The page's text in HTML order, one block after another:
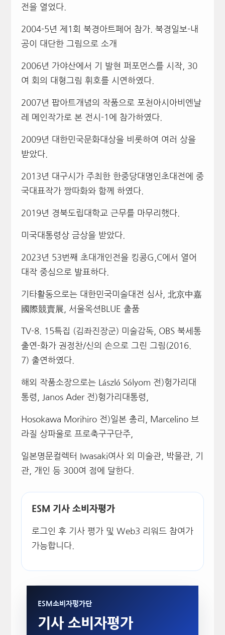
전을 열었다.
2004-5년 제1회 북경아트페어 참가. 북경일보-내
공이 대단한 그림으로 소개
2006년 가야산에서 기 발현 퍼포먼스를 시작, 30
여 회의 대형그림 휘호를 시연하였다.
2007년 팝아트개념의 작품으로 포천아시아비엔날
레 메인작가로 본 전시-1에 참가하였다.
2009년 대한민국문화대상을 비롯하여 여러 상을
받았다.
2013년 대구시가 주최한 한중당대명인초대전에 중
국대표작가 짱따화와 함께 하였다.
2019년 경북도립대학교 근무를 마무리했다.
미국대통령상 금상을 받았다.
2023년 53번째 초대개인전을 킹콩G,C에서 열어
대작 중심으로 발표하다.
기타활동으로는 대한민국미술대전 심사, 北京中嘉
國際競賣展, 서울옥션BLUE 출품
TV-8. 15특집 (김좌진장군) 미술감독, OBS 북세통
출연-화가 권정찬/신의 손으로 그린 그림(2016.
7) 출연하였다.
해외 작품소장으로는 László Sólyom 전)헝가리대
통령, Janos Ader 전)헝가리대통령,
Hosokawa Morihiro 전)일본 총리, Marcelino 브
라질 상파울로 프로축구구단주,
일본명문컬렉터 Iwasaki여사 외 미술관, 박물관, 기
관, 개인 등 300여 점에 달한다.
ESM 기사 소비자평가
로그인 후 기사 평가 및 Web3 리워드 참여가
가능합니다.
ESM소비자평가단
기사 소비자평가